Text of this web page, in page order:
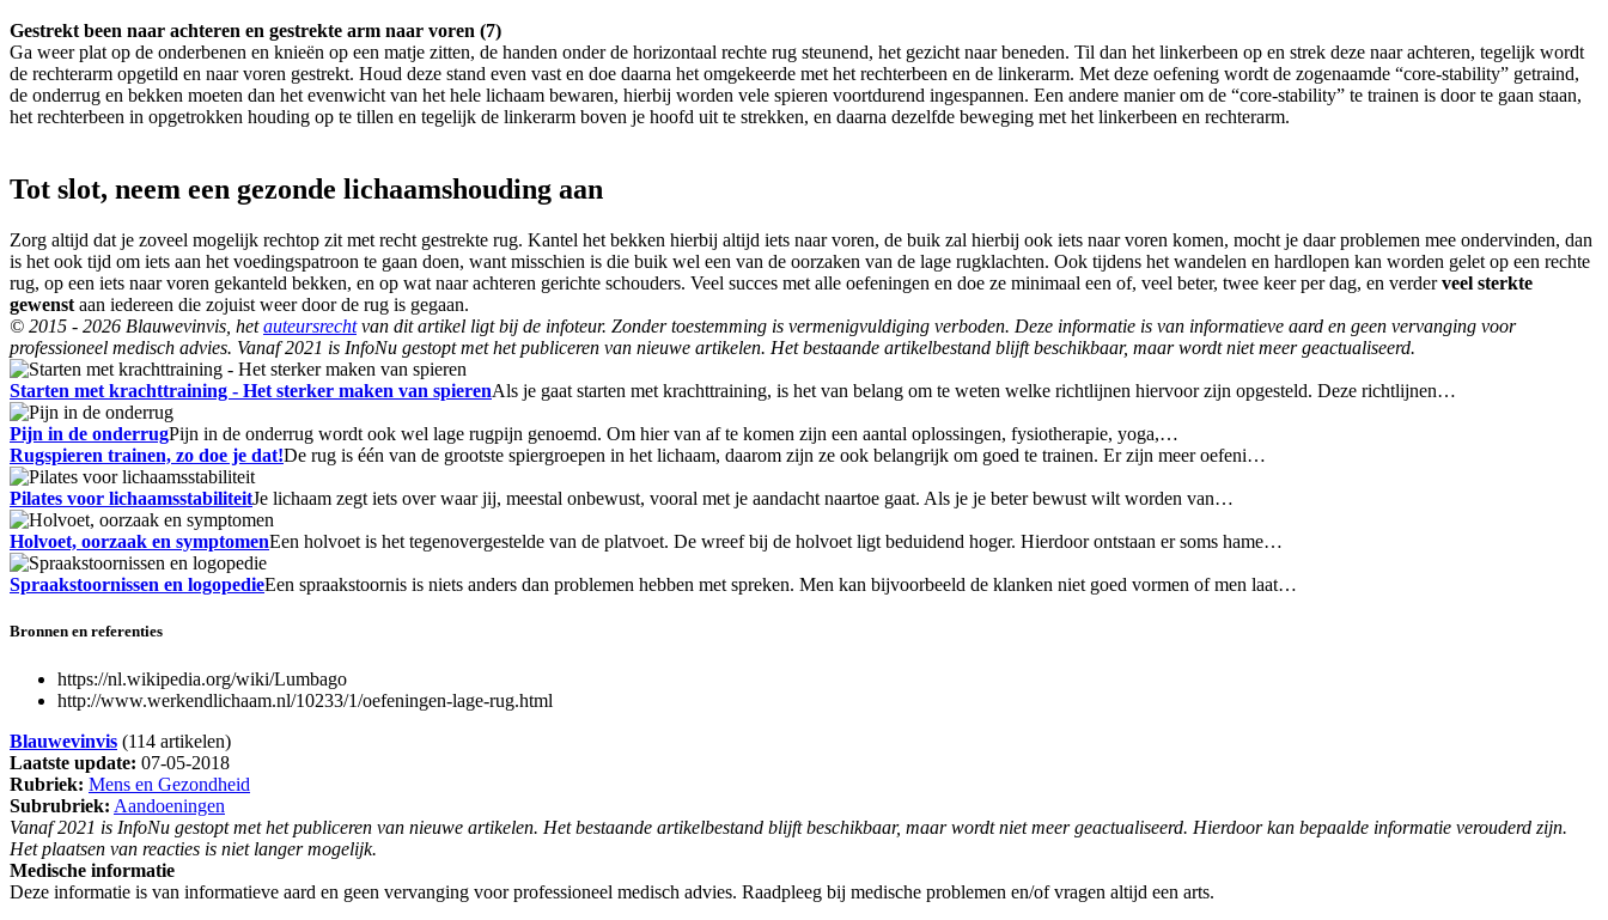
Gestrekt been naar achteren en gestrekte arm naar voren (7)
Ga weer plat op de onderbenen en knieën op een matje zitten, de handen onder de horizontaal rechte rug steunend, het gezicht naar beneden. Til dan het linkerbeen op en strek deze naar achteren, tegelijk wordt
de rechterarm opgetild en naar voren gestrekt. Houd deze stand even vast en doe daarna het omgekeerde met het rechterbeen en de linkerarm. Met deze oefening wordt de zogenaamde “core-stability” getraind,
de onderrug en bekken moeten dan het evenwicht van het hele lichaam bewaren, hierbij worden vele spieren voortdurend ingespannen. Een andere manier om de “core-stability” te trainen is door te gaan staan,
het rechterbeen in opgetrokken houding op te tillen en tegelijk de linkerarm boven je hoofd uit te strekken, en daarna dezelfde beweging met het linkerbeen en rechterarm.
Tot slot, neem een gezonde lichaamshouding aan
Zorg altijd dat je zoveel mogelijk rechtop zit met recht gestrekte rug. Kantel het bekken hierbij altijd iets naar voren, de buik zal hierbij ook iets naar voren komen, mocht je daar problemen mee ondervinden, dan
is het ook tijd om iets aan het voedingspatroon te gaan doen, want misschien is die buik wel een van de oorzaken van de lage rugklachten. Ook tijdens het wandelen en hardlopen kan worden gelet op een rechte
rug, op een iets naar voren gekanteld bekken, en op wat naar achteren gerichte schouders. Veel succes met alle oefeningen en doe ze minimaal een of, veel beter, twee keer per dag, en verderveel sterkte
gewenst aan iedereen die zojuist weer door de rug is gegaan.
© 2015 - 2026 Blauwevinvis, hetauteursrechtvan dit artikel ligt bij de infoteur. Zonder toestemming is vermenigvuldiging verboden. Deze informatie is van informatieve aard en geen vervanging voor
professioneel medisch advies. Vanaf 2021 is InfoNu gestopt met het publiceren van nieuwe artikelen. Het bestaande artikelbestand blijft beschikbaar, maar wordt niet meer geactualiseerd.
Starten met krachttraining - Het sterker maken van spierenAls je gaat starten met krachttraining, is het van belang om te weten welke richtlijnen hiervoor zijn opgesteld. Deze richtlijnen…
Pijn in de onderrugPijn in de onderrug wordt ook wel lage rugpijn genoemd. Om hier van af te komen zijn een aantal oplossingen, fysiotherapie, yoga,…
Rugspieren trainen, zo doe je dat!De rug is één van de grootste spiergroepen in het lichaam, daarom zijn ze ook belangrijk om goed te trainen. Er zijn meer oefeni…
Pilates voor lichaamsstabiliteitJe lichaam zegt iets over waar jij, meestal onbewust, vooral met je aandacht naartoe gaat. Als je je beter bewust wilt worden van…
Holvoet, oorzaak en symptomenEen holvoet is het tegenovergestelde van de platvoet. De wreef bij de holvoet ligt beduidend hoger. Hierdoor ontstaan er soms hame…
Spraakstoornissen en logopedieEen spraakstoornis is niets anders dan problemen hebben met spreken. Men kan bijvoorbeeld de klanken niet goed vormen of men laat…
Bronnen en referenties
https://nl.wikipedia.org/wiki/Lumbago
http://www.werkendlichaam.nl/10233/1/oefeningen-lage-rug.html
Blauwevinvis (114 artikelen)
Laatste update: 07-05-2018
Rubriek: Mens en Gezondheid
Subrubriek: Aandoeningen
Vanaf 2021 is InfoNu gestopt met het publiceren van nieuwe artikelen. Het bestaande artikelbestand blijft beschikbaar, maar wordt niet meer geactualiseerd. Hierdoor kan bepaalde informatie verouderd zijn.
Het plaatsen van reacties is niet langer mogelijk.
Medische informatie
Deze informatie is van informatieve aard en geen vervanging voor professioneel medisch advies. Raadpleeg bij medische problemen en/of vragen altijd een arts.